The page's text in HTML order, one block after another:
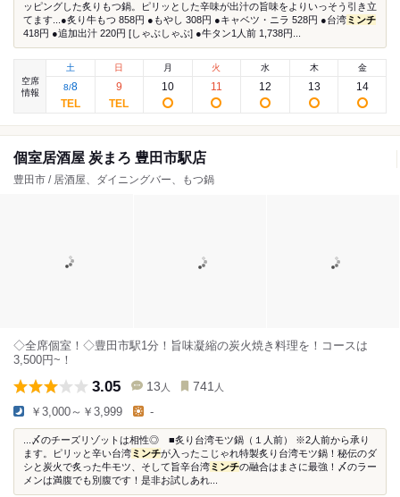
ッピングした炙りもつ鍋。ピリッとした辛味が出汁の旨味をよりいっそう引き立
てます...●炙り牛もつ 858円 ●もやし 308円 ●キャベツ・ニラ 528円 ●台湾ミンチ
418円 ●追加出汁 220円 [しゃぶしゃぶ] ●牛タン1人前 1,738円...
空席
情報
土
8/8
日
9
月
10
火
11
水
12
木
13
金
14
個室居酒屋 炭まろ 豊田市駅店
豊田市 / 居酒屋、ダイニングバー、もつ鍋
◇全席個室！◇豊田市駅1分！旨味凝縮の炭火焼き料理を！コースは
3,500円~！
3.05 13 人 741 人
￥3,000～￥3,999 -
...〆のチーズリゾットは相性◎ ■炙り台湾モツ鍋（１人前） ※2人前から承り
ます。ピリッと辛い台湾ミンチが入ったこじゃれ特製炙り台湾モツ鍋！秘伝のダ
シと炭火で炙った牛モツ、そして旨辛台湾ミンチの融合はまさに最強！〆のラー
メンは満腹でも別腹です！是非お試しあれ...